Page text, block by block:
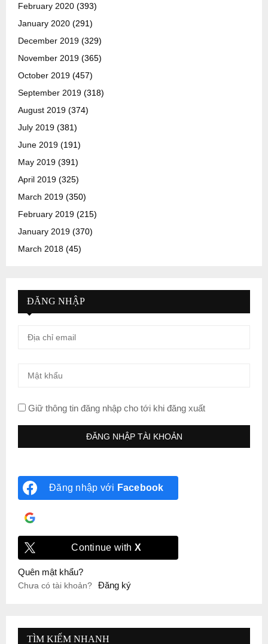
February 2020 (393)
January 2020 (291)
December 2019 (329)
November 2019 (365)
October 2019 (457)
September 2019 (318)
August 2019 (374)
July 2019 (381)
June 2019 (191)
May 2019 (391)
April 2019 (325)
March 2019 (350)
February 2019 (215)
January 2019 (370)
March 2018 (45)
ĐĂNG NHẬP
Giữ thông tin đăng nhập cho tới khi đăng xuất
Đăng nhập với Facebook
Continue with X
Quên mật khẩu?
Chưa có tài khoản? Đăng ký
TÌM KIẾM NHANH